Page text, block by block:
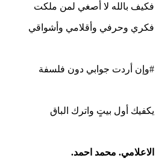
فكيف بالله لا أصغي لمن ملكت
فكري وحرفي وأقلامي وأشواقي
#وإن أردت جوابي دون فلسفة
يكفيك أول بيتٍ واترك الباق
الاعلامي. محمد احمد.